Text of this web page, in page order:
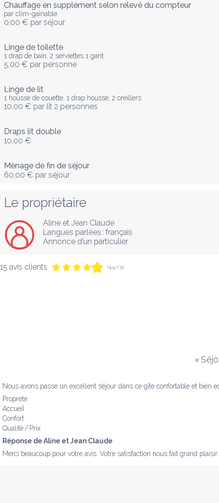
Chauffage en supplément selon relevé du compteur
par clim-gainable
0,00 € par séjour
Linge de toilette
1 drap de bain, 2 serviettes 1 gant
5,00 € par personne
Linge de lit
1 housse de couette, 1 drap housse, 2 oreillers
10,00 € par lit 2 personnes
Draps lit double
10,00 €
Ménage de fin de séjour
60,00 € par séjour
Le propriétaire
Aline et Jean Claude
Langues parlées : français
Annonce d’un particulier
15 avis clients (4,9 / 5)
«
Nous avons passé un excellent séjour dans ce gîte confortable et bien
Propreté
Accueil
Confort
Qualité / Prix
Réponse de Aline et Jean Claude
Merci beaucoup pour votre avis. Votre satisfaction nous fait grand